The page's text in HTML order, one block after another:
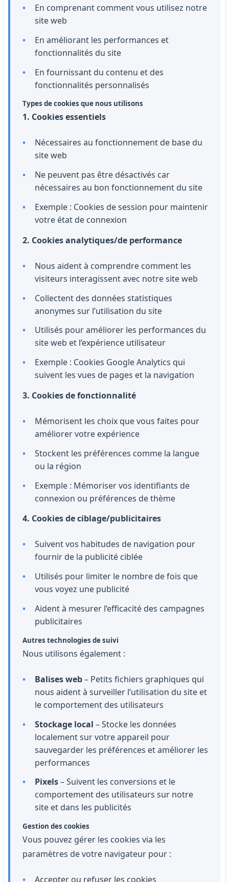
En comprenant comment vous utilisez notre
site web
En améliorant les performances et
fonctionnalités du site
En fournissant du contenu et des
fonctionnalités personnalisés
Types de cookies que nous utilisons
1. Cookies essentiels
Nécessaires au fonctionnement de base du
site web
Ne peuvent pas être désactivés car
nécessaires au bon fonctionnement du site
Exemple : Cookies de session pour maintenir
votre état de connexion
2. Cookies analytiques/de performance
Nous aident à comprendre comment les
visiteurs interagissent avec notre site web
Collectent des données statistiques
anonymes sur l’utilisation du site
Utilisés pour améliorer les performances du
site web et l’expérience utilisateur
Exemple : Cookies Google Analytics qui
suivent les vues de pages et la navigation
3. Cookies de fonctionnalité
Mémorisent les choix que vous faites pour
améliorer votre expérience
Stockent les préférences comme la langue
ou la région
Exemple : Mémoriser vos identifiants de
connexion ou préférences de thème
4. Cookies de ciblage/publicitaires
Suivent vos habitudes de navigation pour
fournir de la publicité ciblée
Utilisés pour limiter le nombre de fois que
vous voyez une publicité
Aident à mesurer l’efficacité des campagnes
publicitaires
Autres technologies de suivi
Nous utilisons également :
Balises web– Petits fichiers graphiques qui
nous aident à surveiller l’utilisation du site et
le comportement des utilisateurs
Stockage local – Stocke les données
localement sur votre appareil pour
sauvegarder les préférences et améliorer les
performances
Pixels– Suivent les conversions et le
comportement des utilisateurs sur notre
site et dans les publicités
Gestion des cookies
Vous pouvez gérer les cookies via les
paramètres de votre navigateur pour :
Accepter ou refuser les cookies